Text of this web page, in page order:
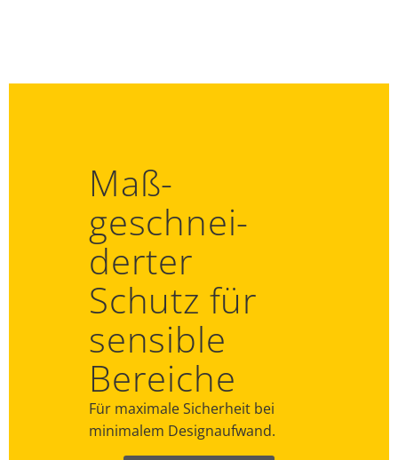
Maß­
geschnei­
derter
Schutz für
sensible
Bereiche
Für maximale Sicherheit bei
minimalem Designaufwand.